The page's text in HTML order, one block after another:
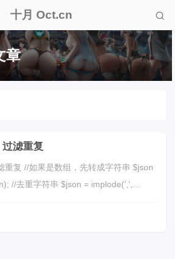
十月 Oct.cn
章
滤重复
重复 //如果是数组，先转成字符串 $json
//去重字符串 $json = implode(',',...